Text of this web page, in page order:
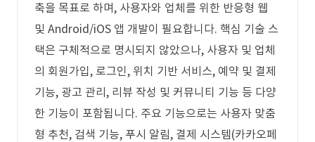
축을 목표로 하며, 사용자와 업체를 위한 반응형 웹
및 Android/iOS 앱 개발이 필요합니다. 핵심 기술 스
택은 구체적으로 명시되지 않았으나, 사용자 및 업체
의 회원가입, 로그인, 위치 기반 서비스, 예약 및 결제
기능, 광고 관리, 리뷰 작성 및 커뮤니티 기능 등 다양
한 기능이 포함됩니다. 주요 기능으로는 사용자 맞춤
형 추천, 검색 기능, 푸시 알림, 결제 시스템(카카오페